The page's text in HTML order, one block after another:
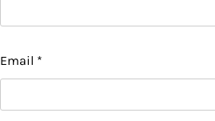
Email *